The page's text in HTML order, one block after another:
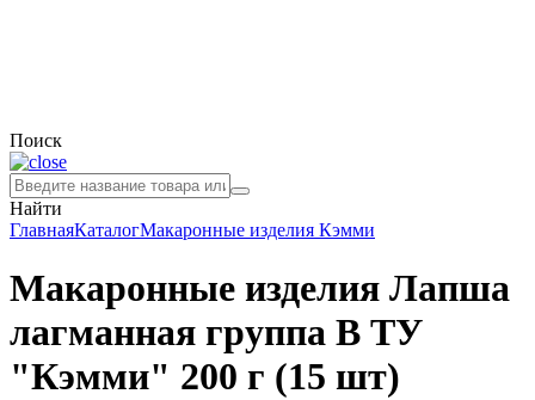
Поиск
Найти
ГлавнаяКаталогМакаронные изделия Кэмми
Макаронные изделия Лапша
лагманная группа В ТУ
"Кэмми" 200 г (15 шт)